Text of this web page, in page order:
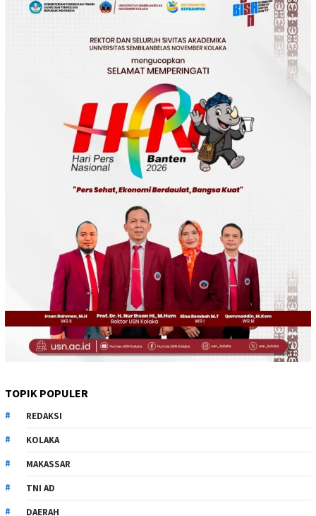
TOPIK POPULER
REDAKSI
KOLAKA
MAKASSAR
TNI AD
DAERAH